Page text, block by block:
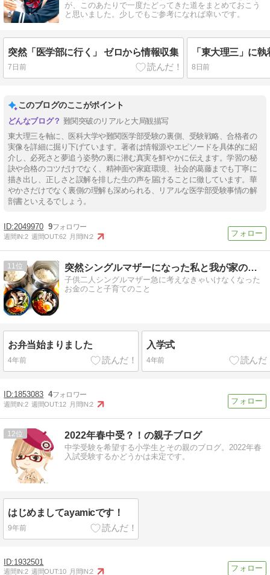
が、このあたりで一度たどってきた道をまとめておこう
と思いました。少しでもご参考になれば幸いです。
突然「医学部に行く」 ゼロから情報収集
7日前
「東大理三」に
8日前
このブログのここがポイント
難関突破のリアルと大局観描写
東大理三を軸に、医科大学や難関医学部受験の裏側、受験戦略、合格者の
実像を詳細に掘り下げています。著者は情報源やエピソードを具体的に紹
介し、必死さと夢追う姿勢の裏に潜む真実を鮮やかに伝えます。学習の秘
訣や合格のコツだけでなく、精神面や家庭環境、社会的葛藤までも丁寧に
描き出し、正しさと誤解を排した生の声を届けることに徹しています。華
やかさだけでなく裏側の理解も深められる、リアルな医学部受験事情の解
剖書といえるでしょう。
2049970 9
週間IN:2 週間OUT:62 月間IN:2
11 突然シングルマザーになった私と我が家の楽しい毎日
子供二人シングルマザー急に考えなきゃいけなくなった
お金のこと子育てのこと
お弁当始まりました
4年前
入学式
4年前
1853083 4
週間IN:2 週間OUT:12 月間IN:2
12 2022年春中受？！の親子ブログ
中学受験を希望する小学生とその親のブログ。2022年春
入試受験するかどうかは未定です。
はじめましてayamicです！
9年前
1932501
週間IN:2 週間OUT:10 月間IN:2